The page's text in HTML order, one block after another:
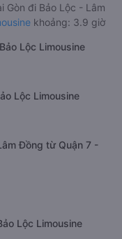
Gòn đi Bảo Lộc - Lâm
khoảng: 3.9 giờ
Lộc Limousine
Lộc Limousine
Đồng từ Quận 7 -
Lộc Limousine